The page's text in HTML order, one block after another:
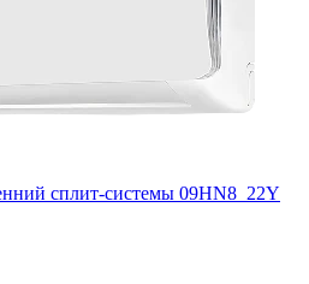
сплит-системы 09HN8_22Y